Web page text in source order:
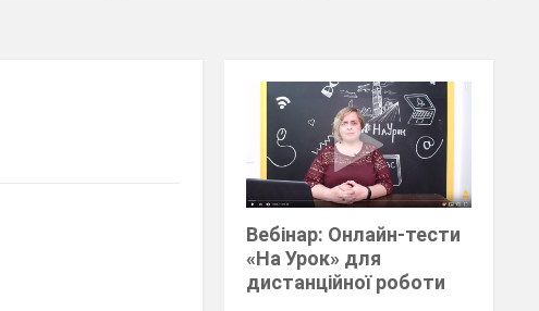
Вебінар: Онлайн-тести
«На Урок» для
дистанційної роботи